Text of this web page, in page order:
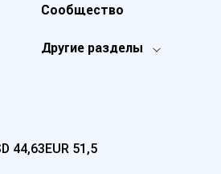
Другие разделы
Сообщество
44,63EUR 51,5